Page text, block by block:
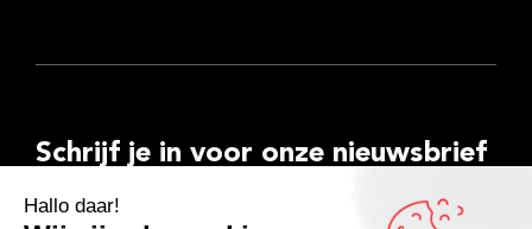
Schrijf je in voor onze nieuwsbrief
E-